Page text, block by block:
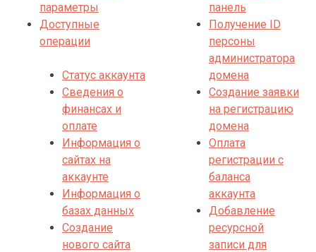
параметры
Доступные
операции
Статус аккаунта
Сведения о
финансах и
оплате
Информация о
сайтах на
аккаунте
Информация о
базах данных
Создание
нового сайта
панель
Получение ID
персоны
администратора
домена
Создание заявки
на регистрацию
домена
Оплата
регистрации с
баланса
аккаунта
Добавление
ресурсной
записи для